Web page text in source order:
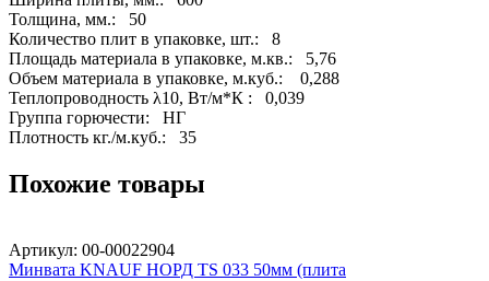
Толщина, мм.:   50
Количество плит в упаковке, шт.:   8
Площадь материала в упаковке, м.кв.:   5,76
Объем материала в упаковке, м.куб.:    0,288
Теплопроводность λ10, Вт/м*К :   0,039
Группа горючести:   НГ
Плотность кг./м.куб.:   35
Похожие товары
Артикул: 00-00022904
Минвата KNAUF НОРД TS 033 50мм (плита